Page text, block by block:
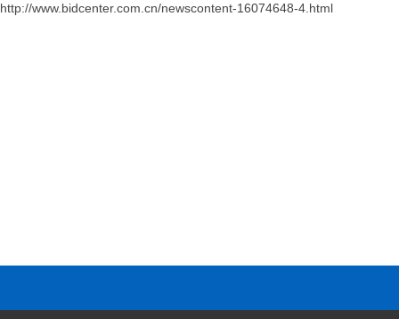
http://www.bidcenter.com.cn/newscontent-16074648-4.html